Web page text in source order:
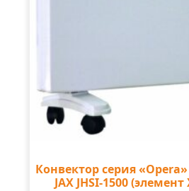
Конвектор серия
JAX JHSI-1500